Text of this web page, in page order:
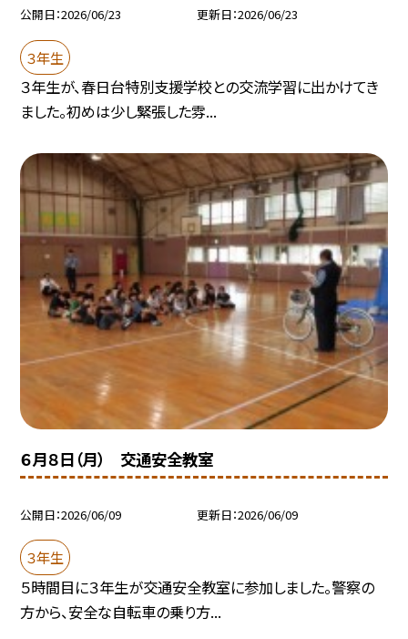
公開日 2026/06/23 更新日 2026/06/23
３年生
３年生が、春日台特別支援学校との交流学習に出かけてき
ました。初めは少し緊張した雰...
６月８日（月） 交通安全教室
公開日 2026/06/09 更新日 2026/06/09
３年生
５時間目に３年生が交通安全教室に参加しました。警察の
方から、安全な自転車の乗り方...